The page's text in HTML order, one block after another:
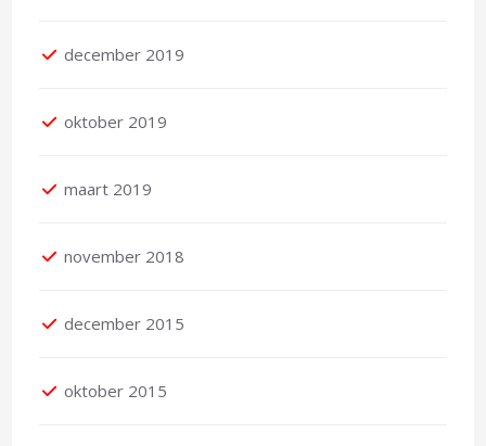
december 2019
oktober 2019
maart 2019
november 2018
december 2015
oktober 2015